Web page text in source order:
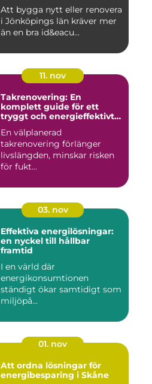
Att bygga nytt eller renovera
i Jönköpings län kräver mer
än en bra id&eacu...
11. nov
Takrenovering: En
komplett guide för ett
tryggt och energieffektivt
En välplanerad
takrenovering förlänger
livslängden, minskar risken
för fukt...
03. nov
Effektiva energilösningar:
en nyckel till hållbar
framtid
I en värld där
energikonsumtionen
ständigt ökar samtidigt som
miljöpå...
01. nov
Att ordna lösningar för
energibesparing i Skåne